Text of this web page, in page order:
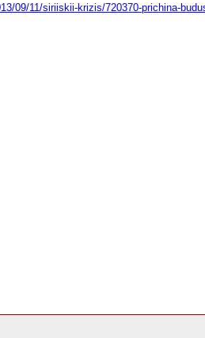
09/11/siriiskii-krizis/720370-prichina-